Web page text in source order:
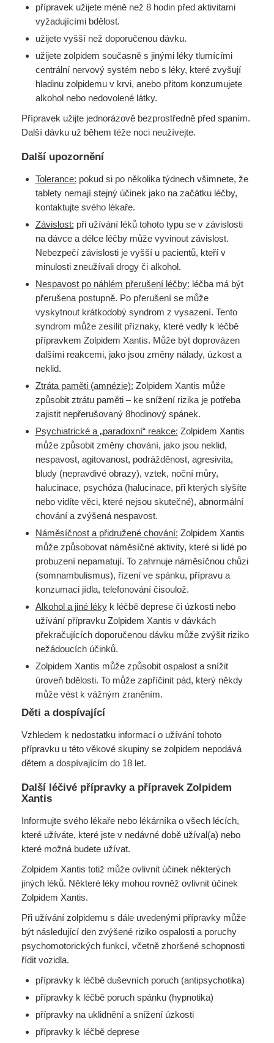
přípravek užijete méně než 8 hodin před aktivitami
vyžadujícími bdělost.
užijete vyšší než doporučenou dávku.
užijete zolpidem současně s jinými léky tlumícími
centrální nervový systém nebo s léky, které zvyšují
hladinu zolpidemu v krvi, anebo přitom konzumujete
alkohol nebo nedovolené látky.
Přípravek užijte jednorázově bezprostředně před spaním.
Další dávku už během téže noci neužívejte.
Další upozornění
Tolerance: pokud si po několika týdnech všimnete, že
tablety nemají stejný účinek jako na začátku léčby,
kontaktujte svého lékaře.
Závislost: při užívání léků tohoto typu se v závislosti
na dávce a délce léčby může vyvinout závislost.
Nebezpečí závislosti je vyšší u pacientů, kteří v
minulosti zneužívali drogy či alkohol.
Nespavost po náhlém přerušení léčby: léčba má být
přerušena postupně. Po přerušení se může
vyskytnout krátkodobý syndrom z vysazení. Tento
syndrom může zesílit příznaky, které vedly k léčbě
přípravkem Zolpidem Xantis. Může být doprovázen
dalšími reakcemi, jako jsou změny nálady, úzkost a
neklid.
Ztráta paměti (amnézie): Zolpidem Xantis může
způsobit ztrátu paměti – ke snížení rizika je potřeba
zajistit nepřerušovaný 8hodinový spánek.
Psychiatrické a „paradoxní“ reakce: Zolpidem Xantis
může způsobit změny chování, jako jsou neklid,
nespavost, agitovanost, podrážděnost, agresivita,
bludy (nepravdivé obrazy), vztek, noční můry,
halucinace, psychóza (halucinace, při kterých slyšíte
nebo vidíte věci, které nejsou skutečné), abnormální
chování a zvýšená nespavost.
Náměsíčnost a přidružené chování: Zolpidem Xantis
může způsobovat náměsíčné aktivity, které si lidé po
probuzení nepamatují. To zahrnuje náměsíčnou chůzi
(somnambulismus), řízení ve spánku, přípravu a
konzumaci jídla, telefonování čisoulož.
Alkohol a jiné lékyk léčbě deprese či úzkosti nebo
užívání přípravku Zolpidem Xantis v dávkách
překračujících doporučenou dávku může zvýšit riziko
nežádoucích účinků.
Zolpidem Xantis může způsobit ospalost a snížit
úroveň bdělosti. To může zapříčinit pád, který někdy
může vést k vážným zraněním.
Děti a dospívající
Vzhledem k nedostatku informací o užívání tohoto
přípravku u této věkové skupiny se zolpidem nepodává
dětem a dospívajícím do 18 let.
Další léčivé přípravky a přípravek Zolpidem
Xantis
Informujte svého lékaře nebo lékárníka o všech lécích,
které užíváte, které jste v nedávné době užíval(a) nebo
které možná budete užívat.
Zolpidem Xantis totiž může ovlivnit účinek některých
jiných léků. Některé léky mohou rovněž ovlivnit účinek
Zolpidem Xantis.
Při užívání zolpidemu s dále uvedenými přípravky může
být následující den zvýšené riziko ospalosti a poruchy
psychomotorických funkcí, včetně zhoršené schopnosti
řídit vozidla.
přípravky k léčbě duševních poruch (antipsychotika)
přípravky k léčbě poruch spánku (hypnotika)
přípravky na uklidnění a snížení úzkosti
přípravky k léčbě deprese